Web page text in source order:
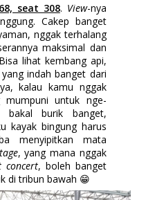
seat 308. View-nya
Cakep banget
nggak terhalang
maksimal dan
lihat kembang api,
indah banget dari
kalau kamu nggak
untuk nge-
burik banget,
kayak bingung harus
menyipitkan mata
, yang mana nggak
concert, boleh banget
di tribun bawah 😁